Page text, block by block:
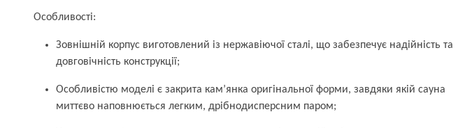
Особливості:
Зовнішній корпус виготовлений із нержавіючої сталі, що забезпечує надійність та
довговічність конструкції;
Особливістю моделі є закрита кам’янка оригінальної форми, завдяки якій сауна
миттєво наповнюється легким, дрібнодисперсним паром;